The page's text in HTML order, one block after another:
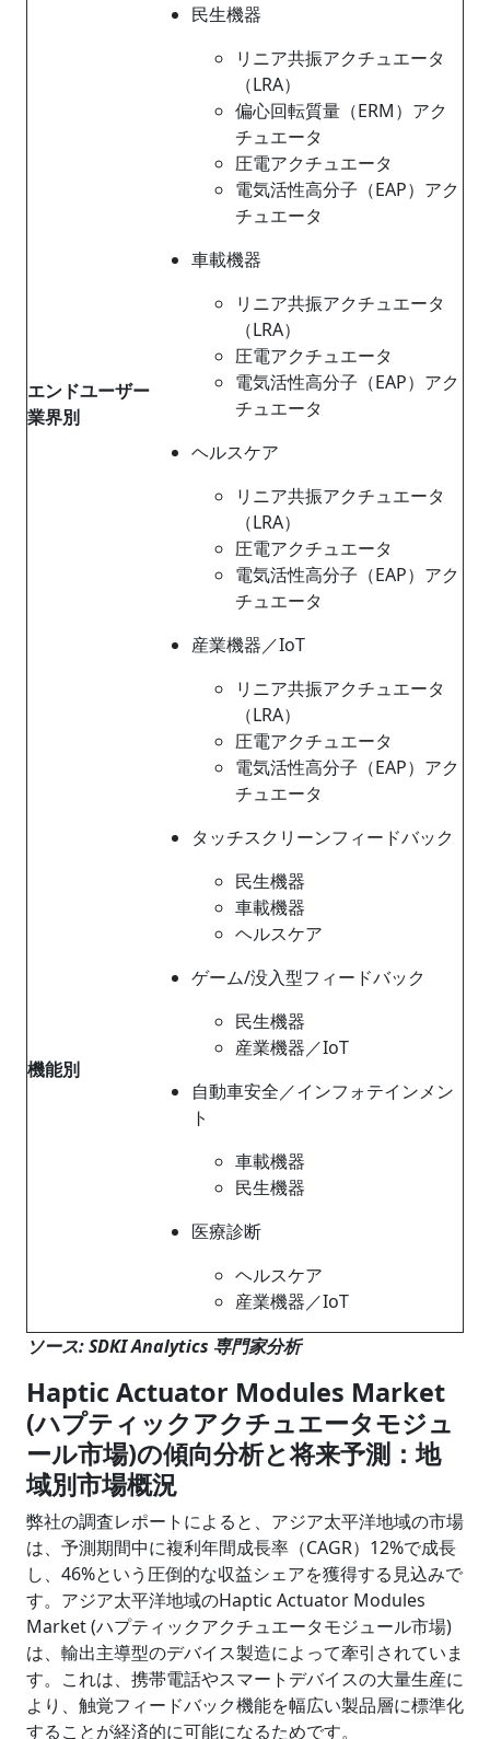
エンドユーザー
業界別
民生機器
リニア共振アクチュエータ
（LRA）
偏心回転質量（ERM）アク
チュエータ
圧電アクチュエータ
電気活性高分子（EAP）アク
チュエータ
車載機器
リニア共振アクチュエータ
（LRA）
圧電アクチュエータ
電気活性高分子（EAP）アク
チュエータ
ヘルスケア
リニア共振アクチュエータ
（LRA）
圧電アクチュエータ
電気活性高分子（EAP）アク
チュエータ
産業機器／IoT
リニア共振アクチュエータ
（LRA）
圧電アクチュエータ
電気活性高分子（EAP）アク
チュエータ
機能別
タッチスクリーンフィードバック
民生機器
車載機器
ヘルスケア
ゲーム/没入型フィードバック
民生機器
産業機器／IoT
自動車安全／インフォテインメン
ト
車載機器
民生機器
医療診断
ヘルスケア
産業機器／IoT
ソース: SDKI Analytics 専門家分析
Haptic Actuator Modules Market
(ハプティックアクチュエータモジュ
ール市場)の傾向分析と将来予測：地
域別市場概況
弊社の調査レポートによると、アジア太平洋地域の市場
は、予測期間中に複利年間成長率（CAGR）12%で成長
し、46%という圧倒的な収益シェアを獲得する見込みで
す。アジア太平洋地域のHaptic Actuator Modules
Market (ハプティックアクチュエータモジュール市場)
は、輸出主導型のデバイス製造によって牽引されていま
す。これは、携帯電話やスマートデバイスの大量生産に
より、触覚フィードバック機能を幅広い製品層に標準化
することが経済的に可能になるためです。